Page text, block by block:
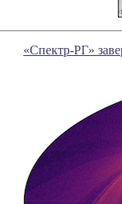
«Спектр-РГ»